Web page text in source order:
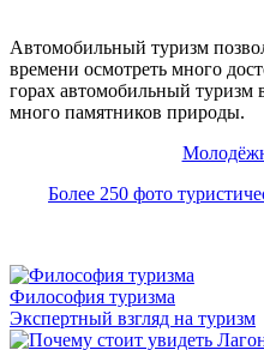
Автомобильный туризм
времени осмотреть много
горах автомобильный туризм
много памятников природы.
Более 250 фото
Философия туризма
Экспертный взгляд на туризм